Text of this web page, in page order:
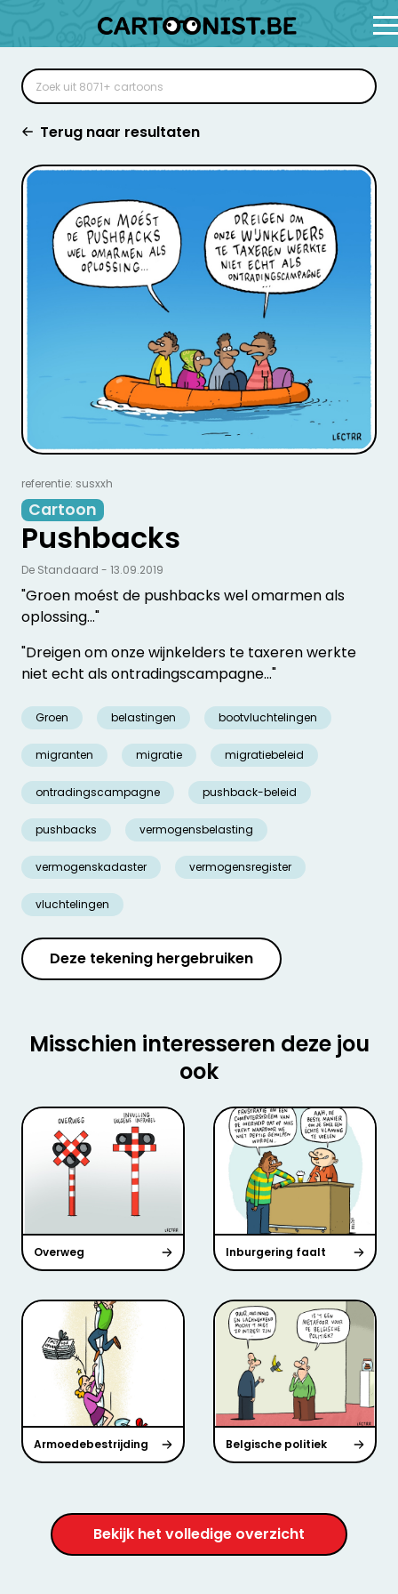
Terug naar resultaten
referentie: susxxh
Cartoon
Pushbacks
"Groen moést de pushbacks wel omarmen als
oplossing..."
"Dreigen om onze wijnkelders te taxeren werkte
niet echt als ontradingscampagne..."
Groen belastingen bootvluchtelingen
migranten migratie migratiebeleid
ontradingscampagne pushback-beleid
pushbacks vermogensbelasting
vermogenskadaster vermogensregister
vluchtelingen
De Standaard - 13.09.2019
Deze tekening hergebruiken
Misschien interesseren deze jou
ook
Overweg Inburgering faalt
Armoedebestrijding Belgische politiek
Bekijk het volledige overzicht